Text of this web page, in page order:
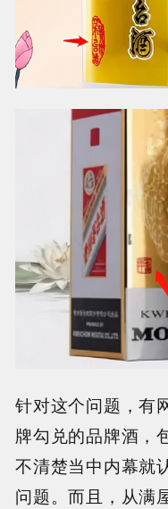
针对这个问题，有
牌勾兑的品牌酒，
不清楚当中内幕就
问题。而且，从满